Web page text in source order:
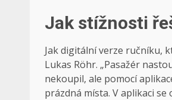
Jak stížnosti
Jak digitální verze ručníku,
Lukas Röhr. „Pasažér
nekoupil, ale pomocí
prázdná místa. V aplikaci